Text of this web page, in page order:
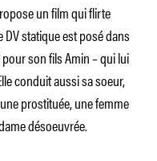
un film qui flirte
statique est posé dans
pour son fils Amin – qui lui
conduit aussi sa soeur,
prostituée, une femme
désoeuvrée.